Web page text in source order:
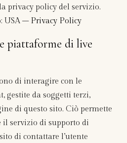
privacy policy del servizio.
USA – Privacy Policy
piattaforme di live
di interagire con le
gestite da soggetti terzi,
di questo sito. Ciò permette
il servizio di supporto di
di contattare l’utente